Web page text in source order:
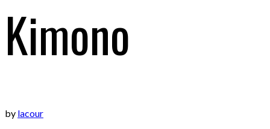
Kimono
by lacour